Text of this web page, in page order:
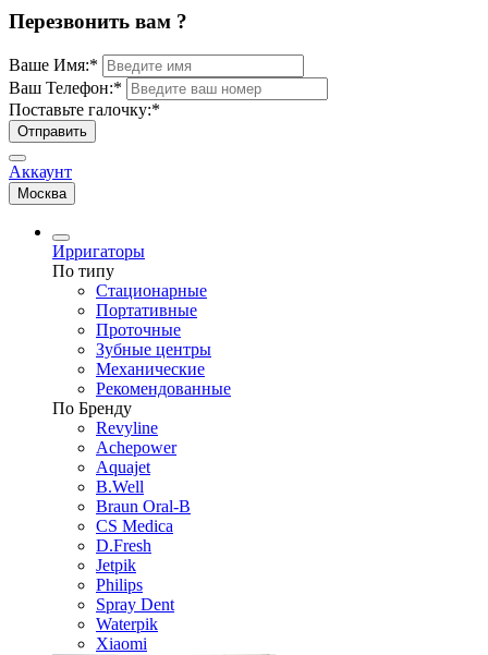
Перезвонить вам ?
Ваше Имя:*
Ваш Телефон:*
Поставьте галочку:*
Отправить
Аккаунт
Москва
Ирригаторы
По типу
Стационарные
Портативные
Проточные
Зубные центры
Механические
Рекомендованные
По Бренду
Revyline
Achepower
Aquajet
B.Well
Braun Oral-B
CS Medica
D.Fresh
Jetpik
Philips
Spray Dent
Waterpik
Xiaomi